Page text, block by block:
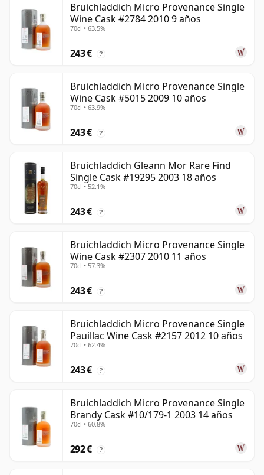
Bruichladdich Micro Provenance Single
Wine Cask #2784 2010 9 años
70cl • 63.5%
243 € ?
Bruichladdich Micro Provenance Single
Wine Cask #5015 2009 10 años
70cl • 63.9%
243 € ?
Bruichladdich Gleann Mor Rare Find
Single Cask #19295 2003 18 años
70cl • 52.1%
243 € ?
Bruichladdich Micro Provenance Single
Wine Cask #2307 2010 11 años
70cl • 57.3%
243 € ?
Bruichladdich Micro Provenance Single
Pauillac Wine Cask #2157 2012 10 años
70cl • 62.4%
243 € ?
Bruichladdich Micro Provenance Single
Brandy Cask #10/179-1 2003 14 años
70cl • 60.8%
292 € ?